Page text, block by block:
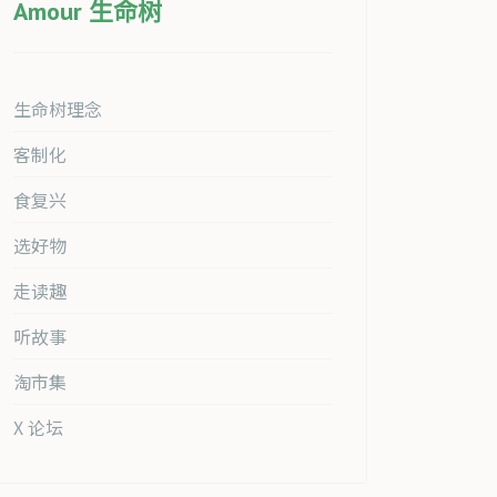
Amour 生命树
生命树理念
客制化
食复兴
选好物
走读趣
听故事
淘市集
X 论坛